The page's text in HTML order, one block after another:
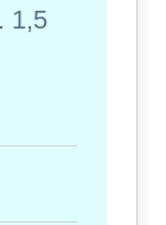
1,5